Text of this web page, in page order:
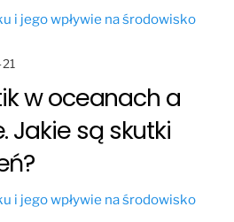
i jego wpływie na środowisko
w oceanach a
Jakie są skutki
i jego wpływie na środowisko